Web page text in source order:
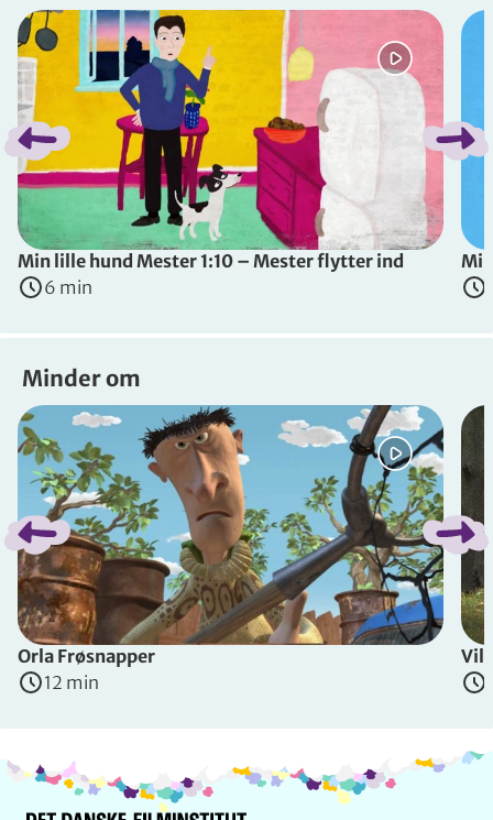
Instruktører:
Maria Mac Dalland&
Lena Paaske
(Danmark , 2019)
Spring bånd over
Min lille hund Mester 1:10 – Mester flytter ind
6 min
Minder om
Spring bånd over
Orla Frøsnapper
12 min
Info og kontakt